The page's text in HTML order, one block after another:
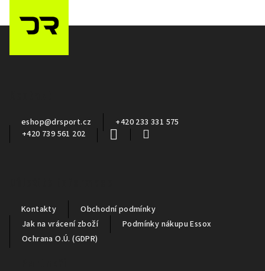
eshop@drsport.cz
+420 233 331 575
+420 739 561 202
Kontakty
Obchodní podmínky
Jak na vrácení zboží
Podmínky nákupu Essox
Ochrana O.Ú. (GDPR)